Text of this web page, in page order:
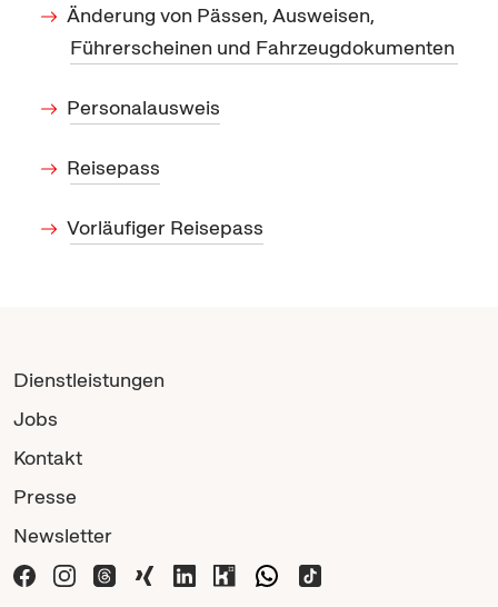
Änderung von Pässen, Ausweisen,
Führerscheinen und Fahrzeugdokumenten
Personalausweis
Reisepass
Vorläufiger Reisepass
Dienstleistungen
Jobs
Kontakt
Presse
Newsletter